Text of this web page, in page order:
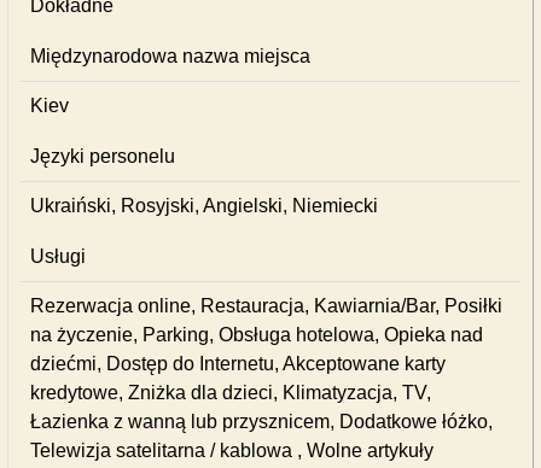
Dokładne
Międzynarodowa nazwa miejsca
Kiev
Języki personelu
Ukraiński, Rosyjski, Angielski, Niemiecki
Usługi
Rezerwacja online, Restauracja, Kawiarnia/Bar, Posiłki
na życzenie, Parking, Obsługa hotelowa, Opieka nad
dziećmi, Dostęp do Internetu, Akceptowane karty
kredytowe, Zniżka dla dzieci, Klimatyzacja, TV,
Łazienka z wanną lub przysznicem, Dodatkowe łóżko,
Telewizja satelitarna / kablowa , Wolne artykuły